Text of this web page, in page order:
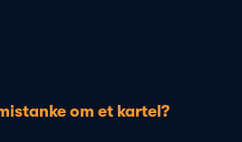
om et kartel?